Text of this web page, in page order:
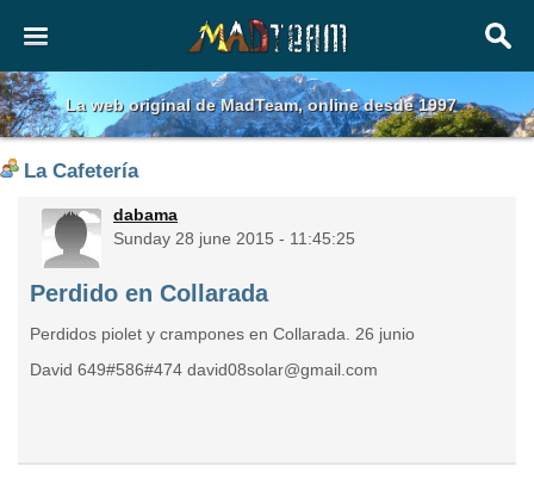
La web original de MadTeam, online desde 1997
La Cafetería
dabama
Sunday 28 june 2015 - 11:45:25
Perdido en Collarada
Perdidos piolet y crampones en Collarada. 26 junio
David 649#586#474 david08solar@gmail.com